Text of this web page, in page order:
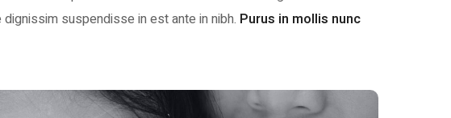
suspendisse in est ante in nibh. Purus in mollis nunc